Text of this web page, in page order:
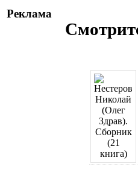
Реклама